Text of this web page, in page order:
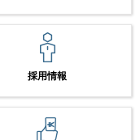
採用情報